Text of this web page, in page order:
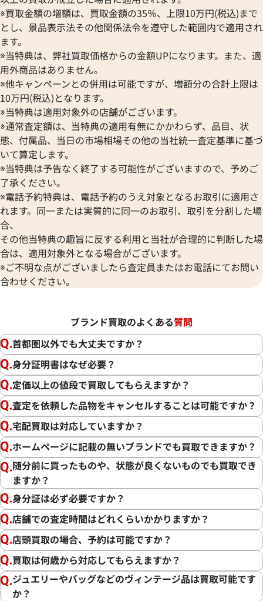
※買取金額の増額は、買取金額の35％、上限10万円(税込)まで
とし、景品表示法その他関係法令を遵守した範囲内で適用され
ます。
※当特典は、弊社買取価格からの金額UPになります。また、適
用外商品はありません。
※他キャンペーンとの併用は可能ですが、増額分の合計上限は
10万円(税込)となります。
※当特典は適用対象外の店舗がございます。
※通常査定額は、当特典の適用有無にかかわらず、品目、状
態、付属品、当日の市場相場その他の当社統一査定基準に基づ
いて算定します。
※当特典は予告なく終了する可能性がございますので、予めご
了承ください。
※電話予約特典は、電話予約のうえ対象となるお取引に適用さ
れます。同一または実質的に同一のお取引、取引を分割した場
合、
その他当特典の趣旨に反する利用と当社が合理的に判断した場
合は、適用対象外となる場合がございます。
※ご不明な点がございましたら査定員またはお電話にてお問い
合わせください。
ブランド買取のよくある質問
首都圏以外でも大丈夫ですか？
身分証明書はなぜ必要？
定価以上の値段で買取してもらえますか？
査定を依頼した品物をキャンセルすることは可能ですか？
宅配買取は対応していますか？
ホームページに記載の無いブランドでも買取できますか？
随分前に買ったものや、状態が良くないものでも買取でき
ますか？
身分証は必ず必要ですか？
店舗での査定時間はどれくらいかかりますか？
店頭買取の場合、予約は可能ですか？
買取は何歳から対応してもらえますか？
ジュエリーやバッグなどのヴィンテージ品は買取可能です
か？